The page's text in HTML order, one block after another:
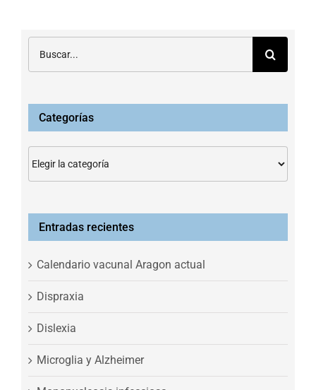
Categorías
Entradas recientes
Calendario vacunal Aragon actual
Dispraxia
Dislexia
Microglia y Alzheimer